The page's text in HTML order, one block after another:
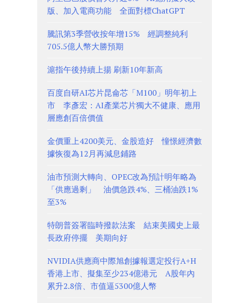
版、加入電商功能 全面對標ChatGPT
騰訊第3季營收按年增15% 經調整純利
705.5億人幣大勝預期
滬指午後持續上揚 刷新10年新高
百度自研AI芯片昆侖芯「M100」明年初上
市 李彥宏：AI產業芯片獨大不健康、應用
層應創百倍價值
金價重上4200美元、金股造好 憧憬經濟數
據恢復為12月再減息鋪路
油市預測大轉向、OPEC改為預計明年略為
「供應過剩」 油價急跌4%、三桶油跌1%
至3%
特朗普簽署臨時撥款法案 結束美國史上最
長政府停擺 美期向好
NVIDIA供應商中際旭創據報選定投行A+H
香港上市、擬集至少234億港元 A股年內
累升2.8倍、市值逼5300億人幣